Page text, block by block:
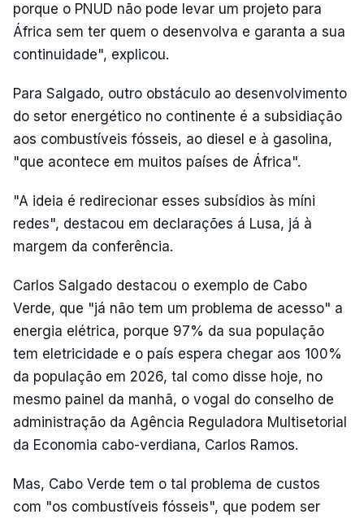
porque o PNUD não pode levar um projeto para
África sem ter quem o desenvolva e garanta a sua
continuidade", explicou.
Para Salgado, outro obstáculo ao desenvolvimento
do setor energético no continente é a subsidiação
aos combustíveis fósseis, ao diesel e à gasolina,
"que acontece em muitos países de África".
"A ideia é redirecionar esses subsídios às míni
redes", destacou em declarações á Lusa, já à
margem da conferência.
Carlos Salgado destacou o exemplo de Cabo
Verde, que "já não tem um problema de acesso" a
energia elétrica, porque 97% da sua população
tem eletricidade e o país espera chegar aos 100%
da população em 2026, tal como disse hoje, no
mesmo painel da manhã, o vogal do conselho de
administração da Agência Reguladora Multisetorial
da Economia cabo-verdiana, Carlos Ramos.
Mas, Cabo Verde tem o tal problema de custos
com "os combustíveis fósseis", que podem ser